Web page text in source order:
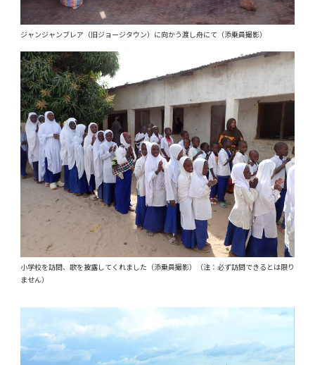
ジャンジャンブレア（旧ジョージタウン）に向かう渡し舟にて（添乗員撮影）
小学校を訪問、歌を披露してくれました（添乗員撮影）（注：必ず訪問できるとは限り
ません）